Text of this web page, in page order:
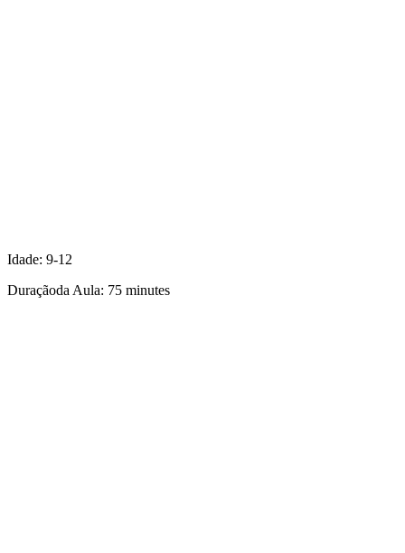
Idade: 9-12
Duraçãoda Aula: 75 minutes